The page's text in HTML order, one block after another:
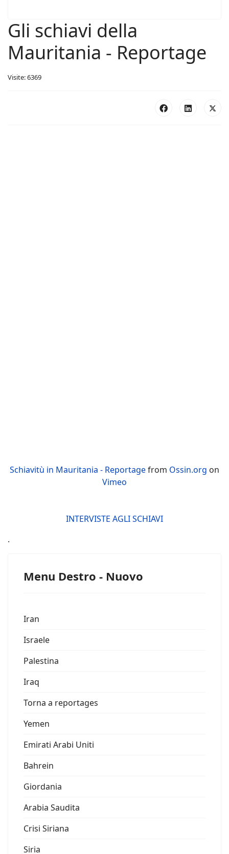
Gli schiavi della
Mauritania - Reportage
Visite: 6369
Schiavitù in Mauritania - Reportagefrom Ossin.org on
Vimeo
INTERVISTE AGLI SCHIAVI
.
Menu Destro - Nuovo
Iran
Israele
Palestina
Iraq
Torna a reportages
Yemen
Emirati Arabi Uniti
Bahrein
Giordania
Arabia Saudita
Crisi Siriana
Siria